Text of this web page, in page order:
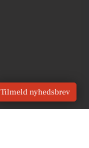
Tilmeld nyhedsbrev